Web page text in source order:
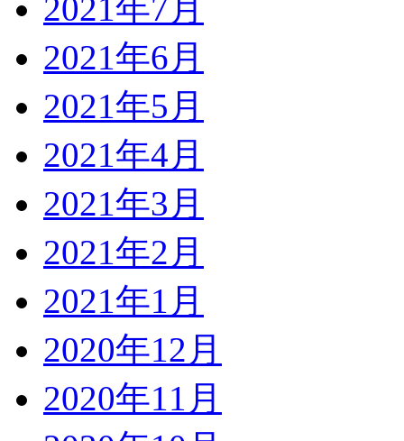
2021年7月
2021年6月
2021年5月
2021年4月
2021年3月
2021年2月
2021年1月
2020年12月
2020年11月